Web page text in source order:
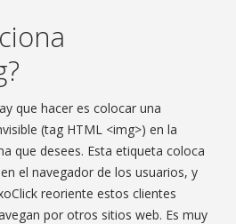
que hacer es colocar una
(tag HTML <img>) en la
que desees. Esta etiqueta coloca
el navegador de los usuarios, y
reoriente estos clientes
por otros sitios web. Es muy